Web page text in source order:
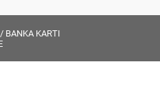
BANKA KARTI